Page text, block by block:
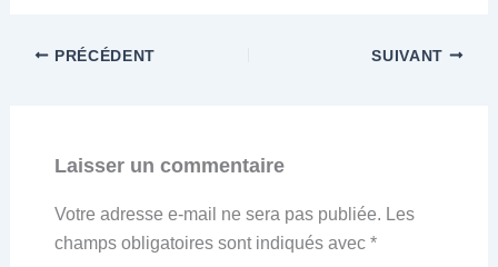
PRÉCÉDENT SUIVANT
Laisser un commentaire
Votre adresse e-mail ne sera pas publiée. Les
champs obligatoires sont indiqués avec *